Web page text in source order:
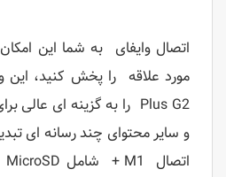
اتصال وایفای به شما این
مورد علاقه را پخش کنید، این
Plus G2 را به گزینه ای عالی
و سایر محتوای چند رسانه ای